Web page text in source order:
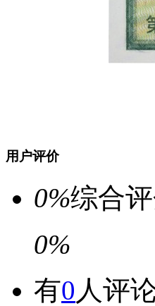
用户评价
0%综合
0%
有0 人评